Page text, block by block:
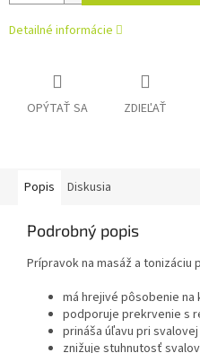
Detailné informácie
OPÝTAŤ SA ZDIEĽAŤ
Popis Diskusia
Podrobný popis
Prípravok na masáž a
má hrejivé pôsobenie na
podporuje prekrvenie s
prináša úľavu pri
znižuje stuhnutosť